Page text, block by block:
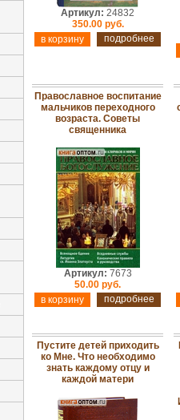
Артикул: 24832
350.00 руб.
подробнее
Православное воспитание
мальчиков переходного
возраста. Советы
священника
Артикул: 7673
50.00 руб.
подробнее
Пустите детей приходить
ко Мне. Что необходимо
знать каждому отцу и
каждой матери